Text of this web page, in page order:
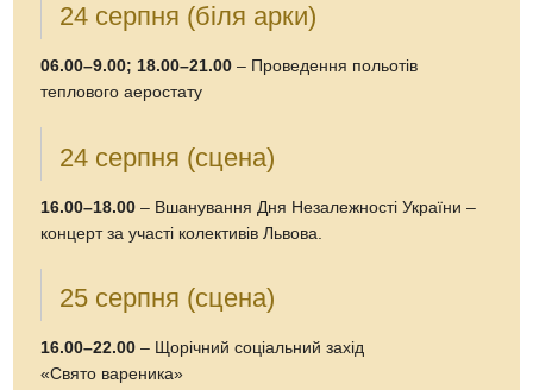
24 серпня (біля арки)
06.00–9.00; 18.00–21.00 – Проведення польотів
теплового аеростату
24 серпня (сцена)
16.00–18.00 – Вшанування Дня Незалежності України –
концерт за участі колективів Львова.
25 серпня (сцена)
16.00–22.00 – Щорічний соціальний захід
«Свято вареника»